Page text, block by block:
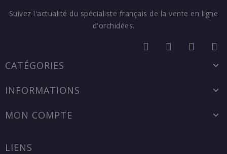
Suivez l'actualité du spécialiste français de la vente en ligne
d'orchidées.
CATÉGORIES
INFORMATIONS
MON COMPTE
LIENS